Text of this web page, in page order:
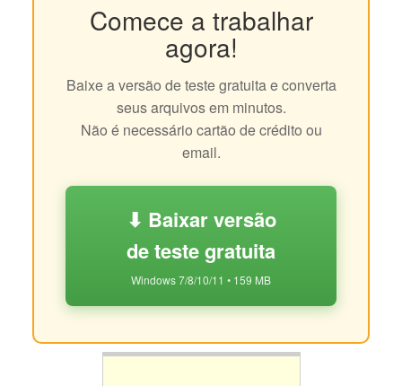
Comece a trabalhar
agora!
Baixe a versão de teste gratuita e converta
seus arquivos em minutos.
Não é necessário cartão de crédito ou
email.
⬇ Baixar versão
de teste gratuita
Windows 7/8/10/11 • 159 MB